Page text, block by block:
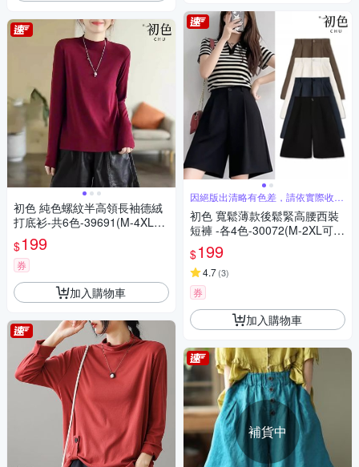
初色 純色螺紋半高領長袖德絨
打底衫-共6色-39691(M-4XL可
選)
$199
券
加入購物車
因絕版出清略有色差，請依實際收到
商品為主
初色 寬鬆薄款後鬆緊高腰西裝
短褲 -各4色-30072(M-2XL可
選)
$199
4.7(3)
券
加入購物車
補貨中